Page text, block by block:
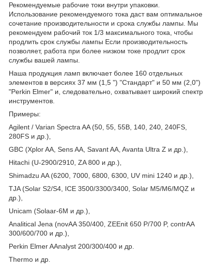
Рекомендуемые рабочие токи внутри упаковки.
Использование рекомендуемого тока даст вам оптимальное
сочетание производительности и срока службы лампы. Мы
рекомендуем рабочий ток 1/3 максимального тока, чтобы
продлить срок службы лампы Если производительность
позволяет, работа при более низком токе продлит срок
службы вашей лампы.
Наша продукция ламп включает более 160 отдельных
элементов в версиях 37 мм (1,5 ") "Стандарт" и 50 мм (2,0")
"Perkin Elmer" и, следовательно, охватывает широкий спектр
инструментов.
Примеры:
Agilent / Varian Spectra AA (50, 55, 55B, 140, 240, 240FS,
280FS и др.),
GBC (Xplor AA, Sens AA, Savant AA, Avanta Ultra Z и др.),
Hitachi (U-2900/2910, ZA 800 и др.),
Shimadzu AA (6200, 7000, 6800, 6300, UV mini 1240 и др.),
TJA (Solar S2/S4, ICE 3500/3300/3400, Solar M5/M6/MQZ и
др.),
Unicam (Solaar-6М и др.),
Analitical Jena (novAA 350/400, ZEEnit 650 P/700 P, contrAA
300/600/700 и др.),
Perkin Elmer AAnalyst 200/300/400 и др.
Thermo и др.